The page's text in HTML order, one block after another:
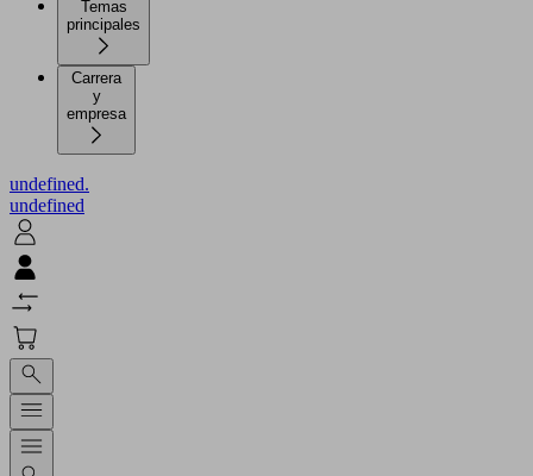
Temas
principales
Carrera
y
empresa
undefined.
undefined